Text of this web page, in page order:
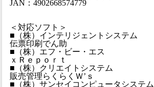
JAN：4902668574779
＜対応ソフト＞
■（株）インテリジェントシステム
伝票印刷でん助
■（株）エフ・ビー・エス
ｘＲｅｐｏｒｔ
■（株）クリエイトシステム
販売管理らくらくＷ’ｓ
■（株）サンセイコンピュータシステム